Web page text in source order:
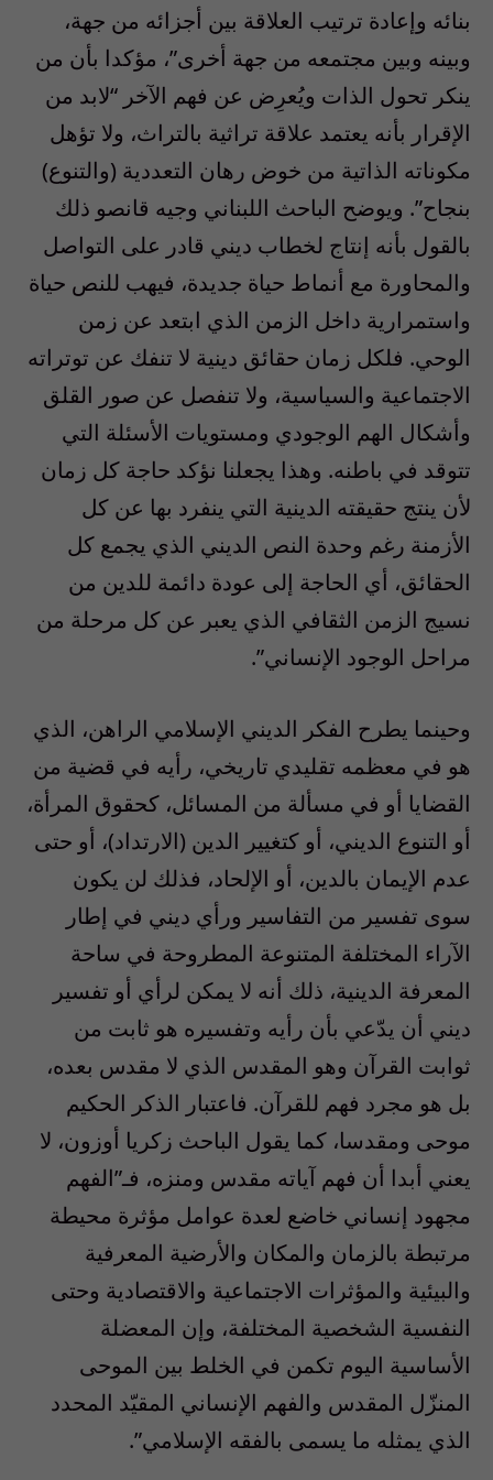
بنائه وإعادة ترتيب العلاقة بين أجزائه من جهة،
وبينه وبين مجتمعه من جهة أخرى”، مؤكدا بأن من
ينكر تحول الذات ويُعرِض عن فهم الآخر “لابد من
الإقرار بأنه يعتمد علاقة تراثية بالتراث، ولا تؤهل
مكوناته الذاتية من خوض رهان التعددية (والتنوع)
بنجاح”. ويوضح الباحث اللبناني وجيه قانصو ذلك
بالقول بأنه إنتاج لخطاب ديني قادر على التواصل
والمحاورة مع أنماط حياة جديدة، فيهب للنص حياة
واستمرارية داخل الزمن الذي ابتعد عن زمن
الوحي. فلكل زمان حقائق دينية لا تنفك عن توتراته
الاجتماعية والسياسية، ولا تنفصل عن صور القلق
وأشكال الهم الوجودي ومستويات الأسئلة التي
تتوقد في باطنه. وهذا يجعلنا نؤكد حاجة كل زمان
لأن ينتج حقيقته الدينية التي ينفرد بها عن كل
الأزمنة رغم وحدة النص الديني الذي يجمع كل
الحقائق، أي الحاجة إلى عودة دائمة للدين من
نسيج الزمن الثقافي الذي يعبر عن كل مرحلة من
مراحل الوجود الإنساني”.
وحينما يطرح الفكر الديني الإسلامي الراهن، الذي
هو في معظمه تقليدي تاريخي، رأيه في قضية من
القضايا أو في مسألة من المسائل، كحقوق المرأة،
أو التنوع الديني، أو كتغيير الدين (الارتداد)، أو حتى
عدم الإيمان بالدين، أو الإلحاد، فذلك لن يكون
سوى تفسير من التفاسير ورأي ديني في إطار
الآراء المختلفة المتنوعة المطروحة في ساحة
المعرفة الدينية، ذلك أنه لا يمكن لرأي أو تفسير
ديني أن يدّعي بأن رأيه وتفسيره هو ثابت من
ثوابت القرآن وهو المقدس الذي لا مقدس بعده،
بل هو مجرد فهم للقرآن. فاعتبار الذكر الحكيم
موحى ومقدسا، كما يقول الباحث زكريا أوزون، لا
يعني أبدا أن فهم آياته مقدس ومنزه، فـ”الفهم
مجهود إنساني خاضع لعدة عوامل مؤثرة محيطة
مرتبطة بالزمان والمكان والأرضية المعرفية
والبيئية والمؤثرات الاجتماعية والاقتصادية وحتى
النفسية الشخصية المختلفة، وإن المعضلة
الأساسية اليوم تكمن في الخلط بين الموحى
المنزّل المقدس والفهم الإنساني المقيّد المحدد
الذي يمثله ما يسمى بالفقه الإسلامي”.